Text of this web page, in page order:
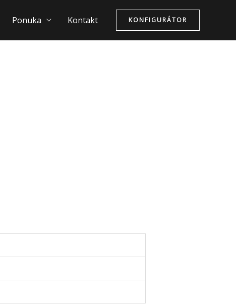
Ponuka Kontakt KONFIGURÁTOR